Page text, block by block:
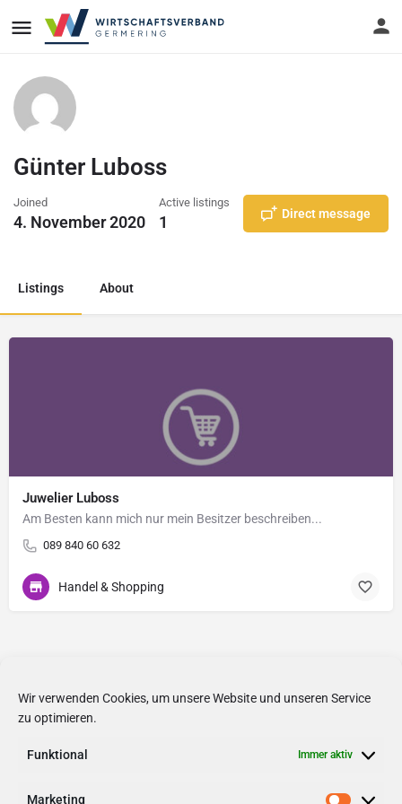
Wir verwenden Cookies, um unsere Website und unseren Service
zu optimieren.
Funktional Immer aktiv
Marketing
Günter Luboss
Joined
4. November 2020
Active listings
1 Direct message
Listings About
Juwelier Luboss
Am Besten kann mich nur mein Besitzer beschreiben...
089 840 60 632
Handel & Shopping